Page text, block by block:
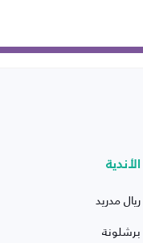
الأندية
ريال مدريد
برشلونة